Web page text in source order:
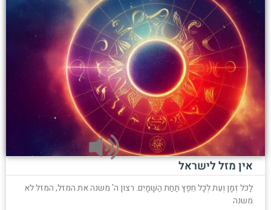
אין מזל לישראל
לַכֹּל זְמָן וְעֵת לְכָל חֵפֶץ תַּחַת הַשָּׁמָיִם. רצון ה' משנה את המזל, המזל לא
משנה